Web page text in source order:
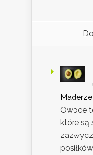
Maderze
Owoce
które są